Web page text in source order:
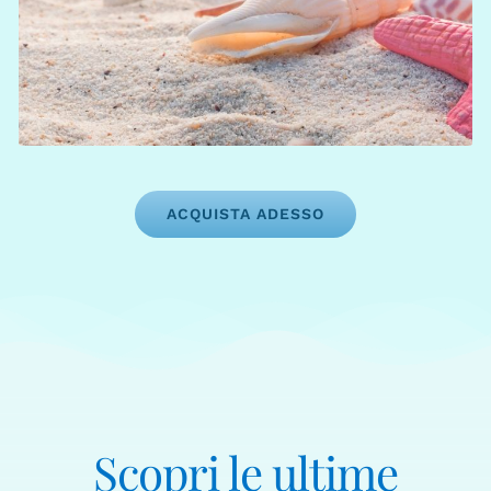
Nota:
Il saldo è richiesto al momento della
prenotazione. Puoi riprogrammare fino a
2 lezioni
con un preavviso minimo di 24 ore.
ACQUISTA ADESSO
Scopri le ultime